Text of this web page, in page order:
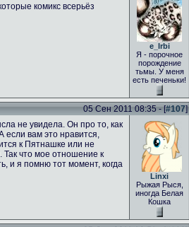
комикс всерьёз
e_Irbi
Я - порочное
порождение
тьмы. У меня
есть печеньки!
05 Сен 2011 08:35 - [#107]
не увидела. Он про то, как
если вам это нравится,
к Пятнашке или не
Так что мое отношение к
и я помню тот момент, когда
Linxi
Рыжая Рыся,
иногда Белая
Кошка